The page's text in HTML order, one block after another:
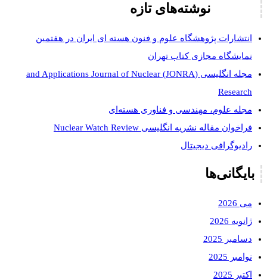
نوشته‌های تازه
انتشارات پژوهشگاه علوم و فنون هسته ای ایران در هفتمین
نمایشگاه مجازی کتاب تهران
مجله انگلیسی (JONRA) and Applications Journal of Nuclear
Research
مجله علوم، مهندسی و فناوری هسته‌ای
فراخوان مقاله نشریه انگلیسی Nuclear Watch Review
رادیوگرافی دیجیتال
بایگانی‌ها
می 2026
ژانویه 2026
دسامبر 2025
نوامبر 2025
اکتبر 2025